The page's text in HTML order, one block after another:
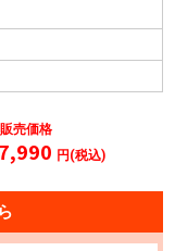
売価格
円(税込)